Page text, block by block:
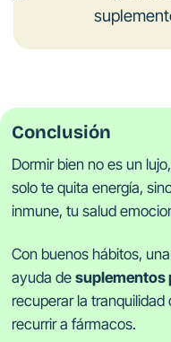
Conclusión
Dormir bien no es un
solo te quita energía,
inmune, tu salud
Con buenos hábitos,
ayuda desuplementos
recuperar la
recurrir a fármacos.